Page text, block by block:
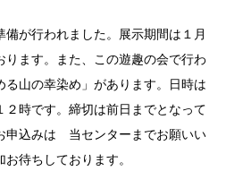
が行われました。展示期間は１月
ります。また、この遊趣の会で行わ
山の幸染め」があります。日時は
２時です。締切は前日までとなって
申込みは 当センターまでお願いい
待ちしております。